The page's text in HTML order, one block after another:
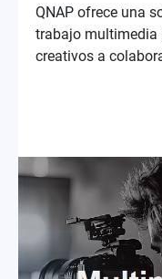
QNAP ofrece una
trabajo multimedia
creativos a